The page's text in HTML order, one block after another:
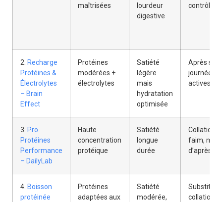
maîtrisées
lourdeur
digestive
contrôlée
2. Recharge
Protéines &
Électrolytes
– Brain
Effect
Protéines
modérées +
électrolytes
Satiété
légère
mais
hydratation
optimisée
Après
journées
actives
3. Pro
Protéines
Performance
– DailyLab
Haute
concentration
protéique
Satiété
longue
durée
Collation
faim,
d’après-
4. Boisson
protéinée
Protéines
adaptées aux
Satiété
modérée,
Substitut
collation